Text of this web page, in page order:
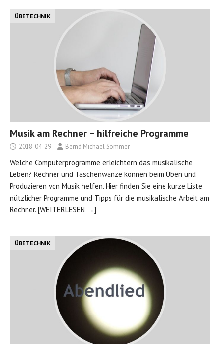
ÜBETECHNIK
Musik am Rechner – hilfreiche Programme
2018-04-29 Bernd Michael Sommer
Welche Computerprogramme erleichtern das musikalische
Leben? Rechner und Taschenwanze können beim Üben und
Produzieren von Musik helfen. Hier finden Sie eine kurze Liste
nützlicher Programme und Tipps für die musikalische Arbeit am
Rechner. [WEITERLESEN →]
ÜBETECHNIK